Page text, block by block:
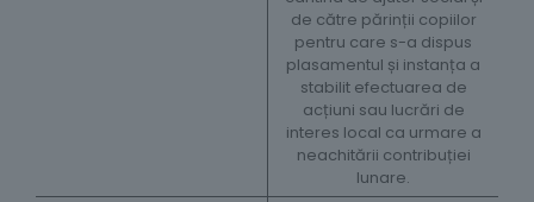
de către părinții copiilor
pentru care s-a dispus
plasamentul și instanța a
stabilit efectuarea de
acțiuni sau lucrări de
interes local ca urmare a
neachitării contribuției
lunare.